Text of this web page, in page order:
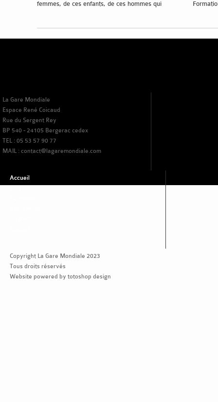
femmes, de ces enfants, de ces hommes qui
La Gare Mondiale
Espace René Coicaud
Rue du Sergent Rey
BP 540 - 24105 Bergerac cedex
TEL : 05 53 57 90 77
MAIL : contact@lagaremondiale.com
Accueil
Copyright La Gare Mondiale 2023
Tous droits réservés
Website powered by totoshop design